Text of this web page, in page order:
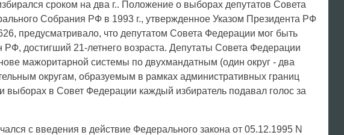
сроком на два г.. Положение о выборах депутатов Совета
Собрания РФ в 1993 г., утвержденное Указом Президента РФ
предусматривало, что депутатом Совета Федерации мог быть
РФ, достигший 21-летнего возраста. Депутаты Совета Федерации
мажоритарной системы по двухмандатным (один округ - два
округам, образуемым в рамках административных границ
выборах в Совет Федерации каждый избиратель подавал голос за
с введения в действие Федерального закона от 05.12.1995 N